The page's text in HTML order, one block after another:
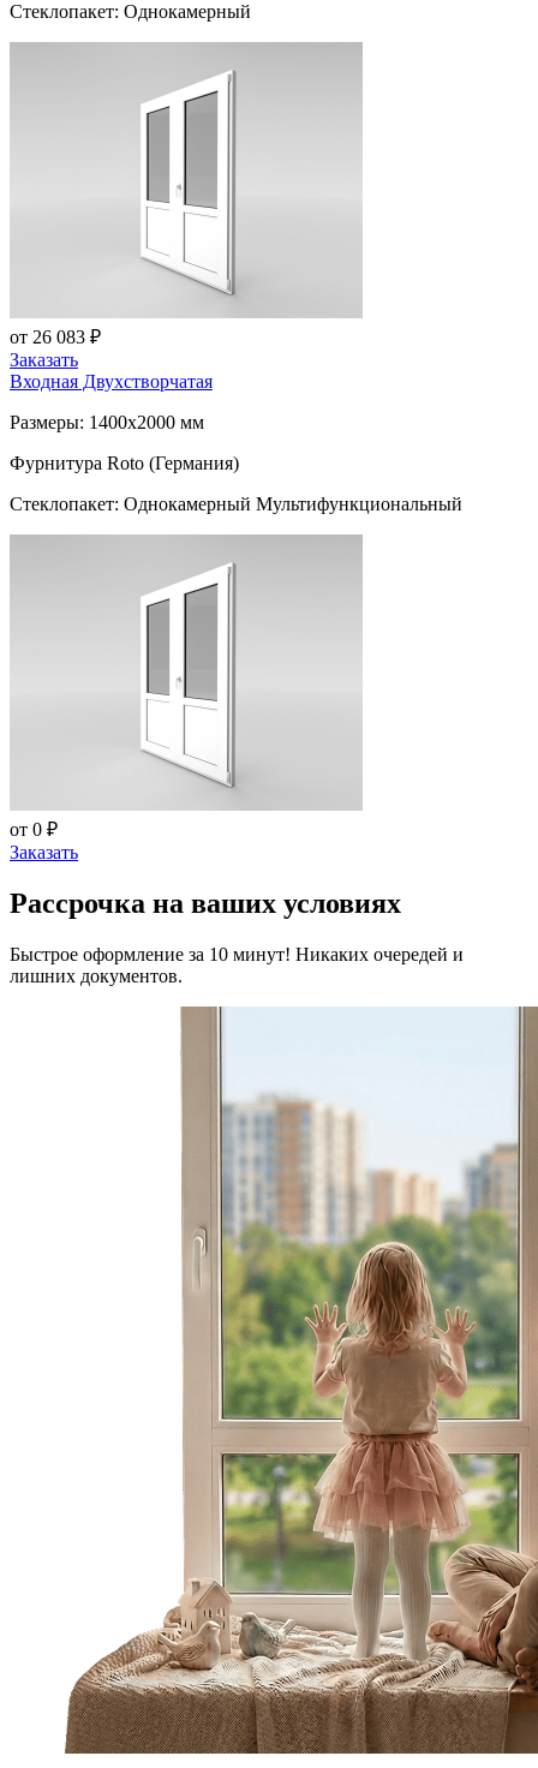
Стеклопакет: Однокамерный
от 26 083 ₽
Заказать
Входная Двухстворчатая
Размеры: 1400x2000 мм
Фурнитура Roto (Германия)
Стеклопакет: Однокамерный Мультифункциональный
от 0 ₽
Заказать
Рассрочка на ваших условиях
Быстрое оформление за 10 минут! Никаких очередей и
лишних документов.